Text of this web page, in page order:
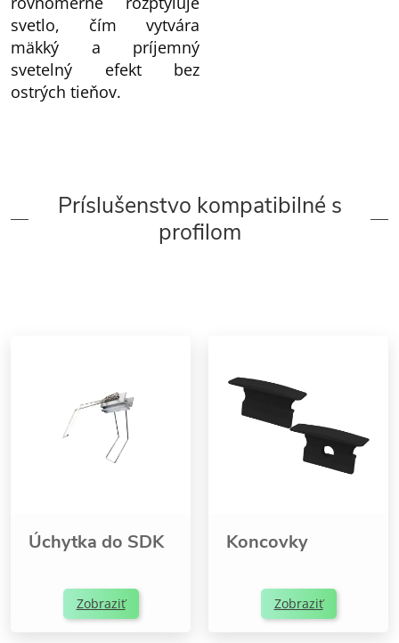
svetlo, čím vytvára
mäkký a príjemný
svetelný efekt bez
ostrých tieňov.
Príslušenstvo kompatibilné s
profilom
Úchytka do SDK
Zobraziť
Koncovky
Zobraziť